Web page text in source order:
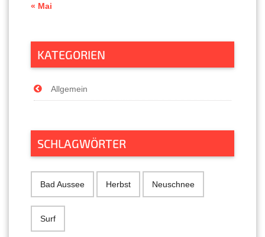
« Mai
KATEGORIEN
Allgemein
SCHLAGWÖRTER
Bad Aussee Herbst Neuschnee
Surf